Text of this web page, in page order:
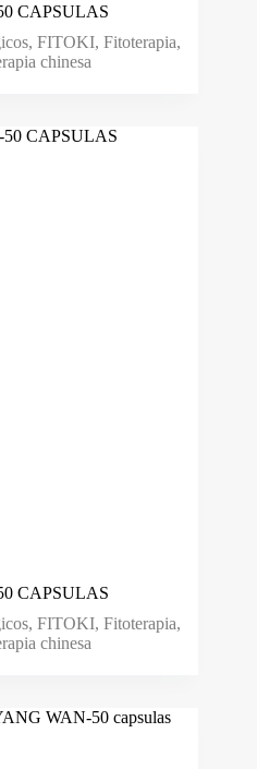
CAPSULAS
,FITOKI,Fitoterapia,
chinesa
CAPSULAS
,FITOKI,Fitoterapia,
chinesa